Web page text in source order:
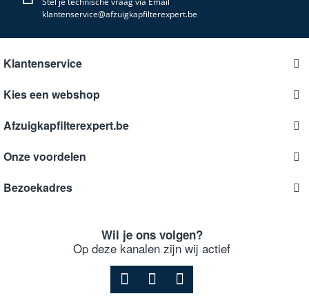
klantenservice@afzuigkapfilterexpert.be
Klantenservice
Kies een webshop
Afzuigkapfilterexpert.be
Onze voordelen
Bezoekadres
Wil je ons volgen?
Op deze kanalen zijn wij actief